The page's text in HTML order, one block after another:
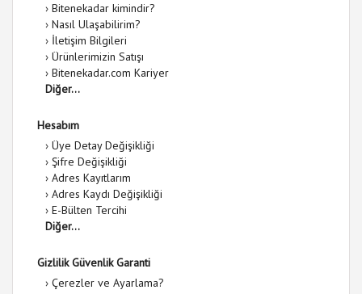
› Bitenekadar kimindir?
› Nasıl Ulaşabilirim?
› İletişim Bilgileri
› Ürünlerimizin Satışı
› Bitenekadar.com Kariyer
Diğer...
Hesabım
› Üye Detay Değişikliği
› Şifre Değişikliği
› Adres Kayıtlarım
› Adres Kaydı Değişikliği
› E-Bülten Tercihi
Diğer...
Gizlilik Güvenlik Garanti
› Çerezler ve Ayarlama?